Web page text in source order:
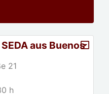
aus Buenos
21
h